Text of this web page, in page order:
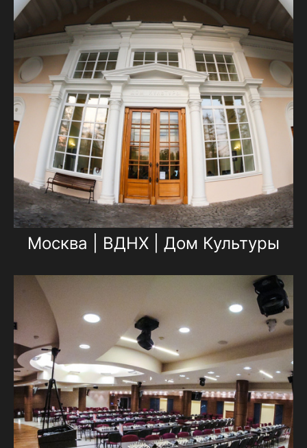
Москва | ВДНХ | Дом Культуры